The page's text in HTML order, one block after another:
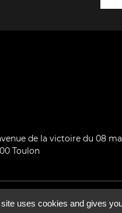
de la victoire du 08
Toulon
:epartenair e
uses cookies and gives